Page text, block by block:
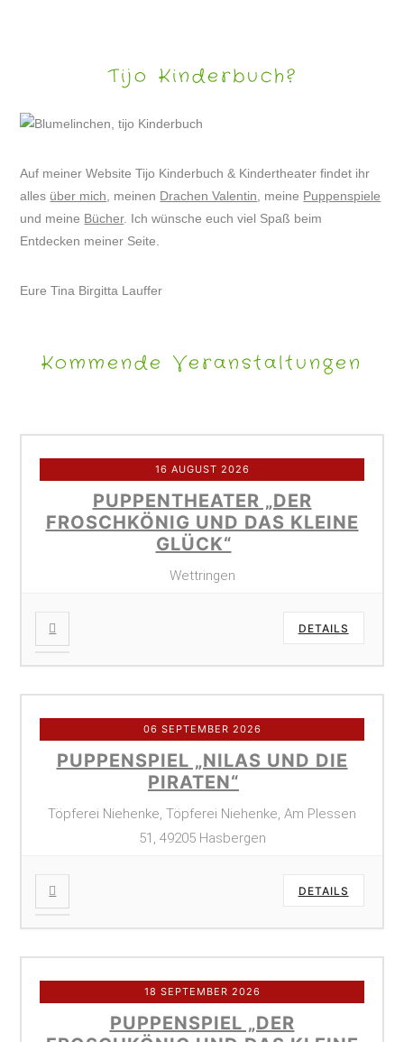
Tijo Kinderbuch?
Auf meiner Website Tijo Kinderbuch & Kindertheater findet ihr
alles über mich , meinen Drachen Valentin , meine Puppenspiele
und meine Bücher. Ich wünsche euch viel Spaß beim
Entdecken meiner Seite.
Eure Tina Birgitta Lauffer
Kommende Veranstaltungen
16 AUGUST 2026
PUPPENTHEATER „DER
FROSCHKÖNIG UND DAS KLEINE
GLÜCK“
Wettringen
DETAILS
06 SEPTEMBER 2026
PUPPENSPIEL „NILAS UND DIE
PIRATEN“
Töpferei Niehenke, Töpferei Niehenke, Am Plessen
51, 49205 Hasbergen
DETAILS
18 SEPTEMBER 2026
PUPPENSPIEL „DER